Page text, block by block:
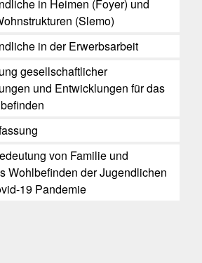
in Heimen (Foyer) und
(Slemo)
in der Erwerbsarbeit
gesellschaftlicher
und Entwicklungen für das
von Familie und
Wohlbefinden der Jugendlichen
19 Pandemie